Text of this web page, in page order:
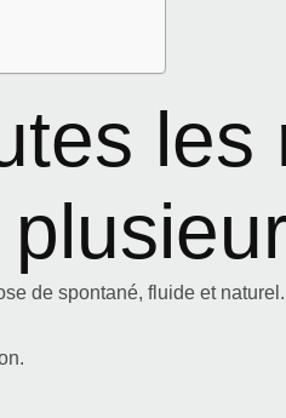
les
de spontané, fluide et naturel.